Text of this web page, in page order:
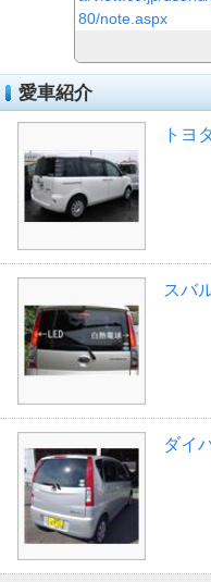
80/note.aspx
愛車紹介
トヨ
スバ
ダイ